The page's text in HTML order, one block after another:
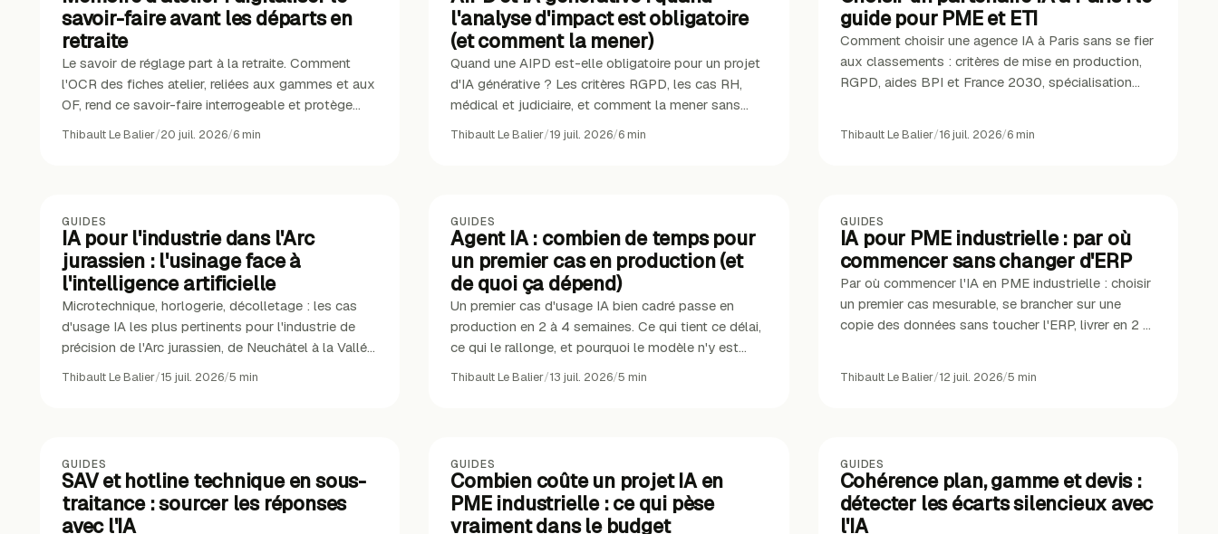
savoir-faire avant les départs en
retraite
Le savoir de réglage part à la retraite. Comment
l'OCR des fiches atelier, reliées aux gammes et aux
OF, rend ce savoir-faire interrogeable et protège
Thibault Le Balier/20 juil. 2026/6min
l'analyse d'impact est obligatoire
(et comment la mener)
Quand une AIPD est-elle obligatoire pour un projet
d'IA générative ? Les critères RGPD, les cas RH,
médical et judiciaire, et comment la mener sans
Thibault Le Balier/19 juil. 2026/6min
guide pour PME et ETI
Comment choisir une agence IA à Paris sans se fier
aux classements : critères de mise en production,
RGPD, aides BPI et France 2030, spécialisation
Thibault Le Balier/16 juil. 2026/6min
GUIDES
IA pour l'industrie dans l'Arc
jurassien : l'usinage face à
l'intelligence artificielle
Microtechnique, horlogerie, décolletage : les cas
d'usage IA les plus pertinents pour l'industrie de
précision de l'Arc jurassien, de Neuchâtel à la Vallée
Thibault Le Balier/15 juil. 2026/5 min
GUIDES
Agent IA : combien de temps pour
un premier cas en production (et
de quoi ça dépend)
Un premier cas d'usage IA bien cadré passe en
production en 2 à 4 semaines. Ce qui tient ce délai,
ce qui le rallonge, et pourquoi le modèle n'y est
Thibault Le Balier/13 juil. 2026/5 min
GUIDES
IA pour PME industrielle : par où
commencer sans changer d'ERP
Par où commencer l'IA en PME industrielle : choisir
un premier cas mesurable, se brancher sur une
copie des données sans toucher l'ERP, livrer en 2 à
Thibault Le Balier/12 juil. 2026/5 min
GUIDES
SAV et hotline technique en sous-
traitance : sourcer les réponses
avec l'IA
GUIDES
Combien coûte un projet IA en
PME industrielle : ce qui pèse
vraiment dans le budget
GUIDES
Cohérence plan, gamme et devis :
détecter les écarts silencieux avec
l'IA